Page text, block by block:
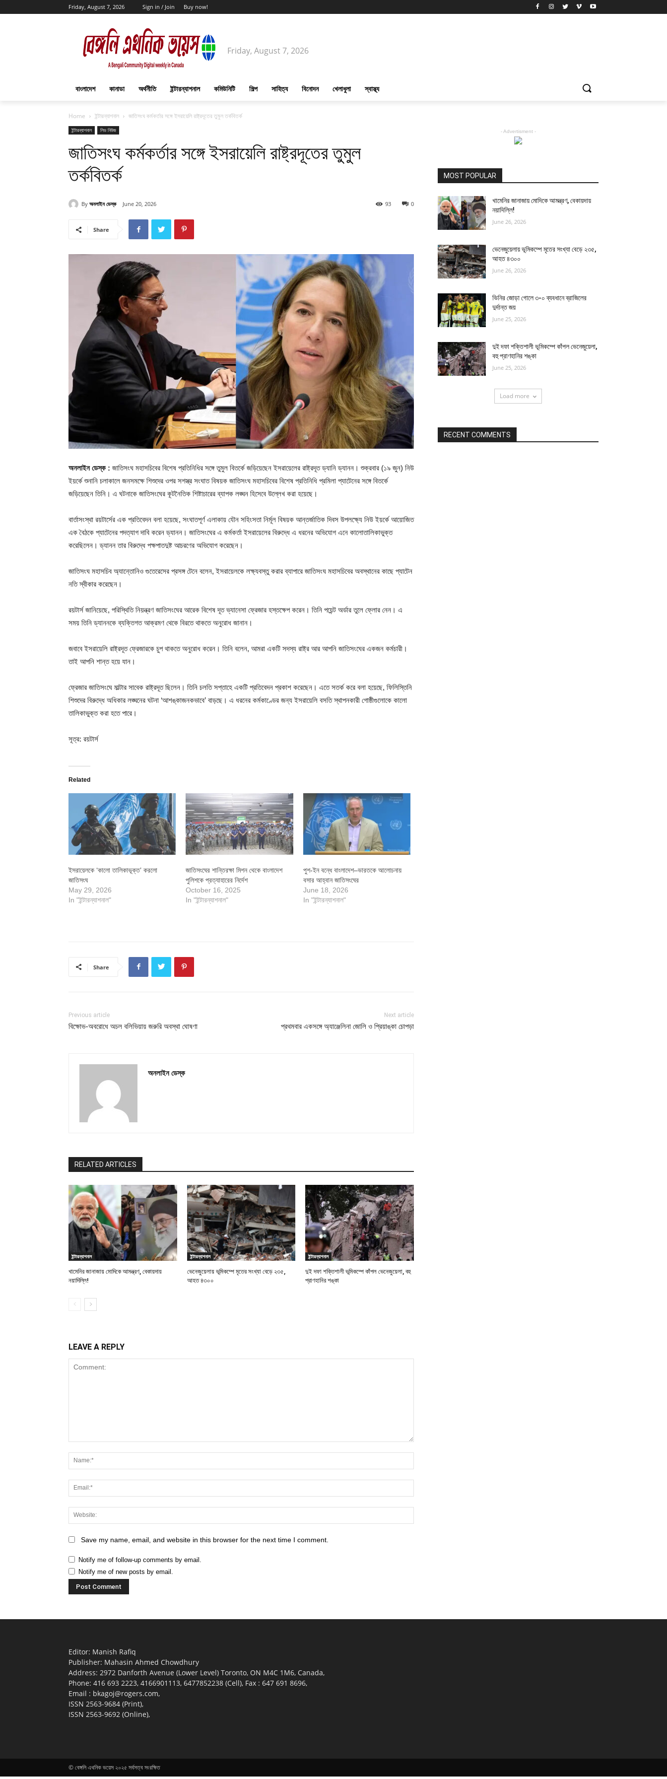
Friday, August 7, 2026 Sign in / Join Buy now!
Friday, August 7, 2026
বাংলাদেশ কানাডা অর্থনীতি ইন্টারন্যাশনাল কমিউনিটি শিল্প সাহিত্য বিনোদন খেলাধুলা স্বাস্থ্য
Home ইন্টারন্যাশনাল জাতিসংঘ কর্মকর্তার সঙ্গে ইসরায়েলি রাষ্ট্রদূতের তুমুল তর্কবিতর্ক
ইন্টারন্যাশনাল লিড নিউজ
জাতিসংঘ কর্মকর্তার সঙ্গে ইসরায়েলি রাষ্ট্রদূতের তুমুল
তর্কবিতর্ক
By অনলাইন ডেস্ক June 20, 2026 0
93
Share
অনলাইন ডেস্ক : জাতিসংঘ মহাসচিবের বিশেষ প্রতিনিধির সঙ্গে তুমুল বিতর্কে জড়িয়েছেন ইসরায়েলের রাষ্ট্রদূত ড্যানি ড্যানন। শুক্রবার (১৯ জুন) নিউ
ইয়র্কে শুনানি চলাকালে জনসমক্ষে শিশুদের ওপর সশস্ত্র সংঘাত বিষয়ক জাতিসংঘ মহাসচিবের বিশেষ প্রতিনিধি প্রমিলা প্যাটেনের সঙ্গে বিতর্কে
জড়িয়েছেন তিনি। এ ঘটনাকে জাতিসংঘের কূটনৈতিক শিষ্টাচারের ব্যাপক লঙ্ঘন হিসেবে উল্লেখ করা হয়েছে।
বার্তাসংস্থা রয়টার্সের এক প্রতিবেদন বলা হয়েছে, সংঘাতপূর্ণ এলাকায় যৌন সহিংসতা নির্মূল বিষয়ক আন্তর্জাতিক দিবস উপলক্ষ্যে নিউ ইয়র্কে আয়োজিত
এক বৈঠকে প্যাটেনের পদত্যাগ দাবি করেন ড্যানন। জাতিসংঘের এ কর্মকর্তা ইসরায়েলের বিরুদ্ধে এ ধরনের অভিযোগ এনে কালোতালিকাভুক্ত
করেছিলেন। ড্যানন তার বিরুদ্ধে পক্ষপাতদুষ্ট আচরণের অভিযোগ করেছেন।
জাতিসংঘ মহাসচিব অ্যান্তোনিও গুতেরেসের প্রসঙ্গ টেনে বলেন, ইসরায়েলকে লক্ষ্যবস্তু করার ব্যাপারে জাতিসংঘ মহাসচিবের অবস্থানের কাছে প্যাটেন
নতি স্বীকার করেছেন।
রয়টার্স জানিয়েছে, পরিস্থিতি নিয়ন্ত্রণ জাতিসংঘের আরেক বিশেষ দূত ভ্যানেসা ফ্রেজার হস্তক্ষেপ করেন। তিনি পয়েন্ট অর্ডার তুলে ফ্লোর নেন। এ
সময় তিনি ড্যাননকে ব্যক্তিগত আক্রমণ থেকে বিরতে থাকতে অনুরোধ জানান।
জবাবে ইসরায়েলি রাষ্ট্রদূত ফ্রেজারকে চুপ থাকতে অনুরোধ করেন। তিনি বলেন, আমরা একটি সদস্য রাষ্ট্র আর আপনি জাতিসংঘের একজন কর্মচারী।
তাই আপনি শান্ত হয়ে যান।
ফ্রেজার জাতিসংঘে মাল্টার সাবেক রাষ্ট্রদূত ছিলেন। তিনি চলতি সপ্তাহে একটি প্রতিবেদন প্রকাশ করেছেন। এতে সতর্ক করে বলা হয়েছে, ফিলিস্তিনি
শিশুদের বিরুদ্ধে অধিকার লঙ্ঘনের ঘটনা ‘আশঙ্কাজনকভাবে’ বাড়ছে। এ ধরনের কর্মকাণ্ডের জন্য ইসরায়েলি বসতি স্থাপনকারী গোষ্ঠীগুলোকে কালো
তালিকাভুক্ত করা হতে পারে।
সূত্র: রয়টার্স
Related
ইসরায়েলকে ‘কালো তালিকাভূক্ত’ করলো
জাতিসংঘ
May 29, 2026
In "ইন্টারন্যাশনাল"
জাতিসংঘের শান্তিরক্ষা মিশন থেকে বাংলাদেশ
পুলিশকে প্রত্যাহারের নির্দেশ
October 16, 2025
In "ইন্টারন্যাশনাল"
পুশ-ইন বন্ধে বাংলাদেশ–ভারতকে আলোচনায়
বসার আহ্বান জাতিসংঘের
June 18, 2026
In "ইন্টারন্যাশনাল"
Share
Previous article
বিক্ষোভ-অবরোধে অচল বলিভিয়ায় জরুরি অবস্থা ঘোষণা
Next article
প্রথমবার একসঙ্গে অ্যাঞ্জেলিনা জোলি ও প্রিয়াঙ্কা চোপড়া
অনলাইন ডেস্ক
RELATED ARTICLES
ইন্টারন্যাশনাল
খামেনির জানাজায় মোদিকে আমন্ত্রণ, বেকায়দায়
নয়াদিল্লি!
ইন্টারন্যাশনাল
ভেনেজুয়েলায় ভূমিকম্পে মৃতের সংখ্যা বেড়ে ২৩৫,
আহত ৪৩০০
ইন্টারন্যাশনাল
দুই দফা শক্তিশালী ভূমিকম্পে কাঁপল ভেনেজুয়েলা, বহু
প্রাণহানির শঙ্কা
LEAVE A REPLY
Save my name, email, and website in this browser for the next time I comment.
Notify me of follow-up comments by email.
Notify me of new posts by email.
- Advertisment -
MOST POPULAR
খামেনির জানাজায় মোদিকে আমন্ত্রণ, বেকায়দায়
নয়াদিল্লি!
June 26, 2026
ভেনেজুয়েলায় ভূমিকম্পে মৃতের সংখ্যা বেড়ে ২৩৫,
আহত ৪৩০০
June 26, 2026
ভিনির জোড়া গোলে ৩-০ ব্যবধানে ব্রাজিলের
দুর্দান্ত জয়
June 25, 2026
দুই দফা শক্তিশালী ভূমিকম্পে কাঁপল ভেনেজুয়েলা,
বহু প্রাণহানির শঙ্কা
June 25, 2026
Load more
RECENT COMMENTS
Editor: Manish Rafiq
Publisher: Mahasin Ahmed Chowdhury
Address: 2972 Danforth Avenue (Lower Level) Toronto, ON M4C 1M6, Canada,
Phone: 416 693 2223, 4166901113, 6477852238 (Cell), Fax : 647 691 8696,
Email : bkagoj@rogers.com,
ISSN 2563-9684 (Print),
ISSN 2563-9692 (Online),
© বেঙ্গলি এথনিক ভয়েস ২০২৫ সর্বসত্ব সংরক্ষিত